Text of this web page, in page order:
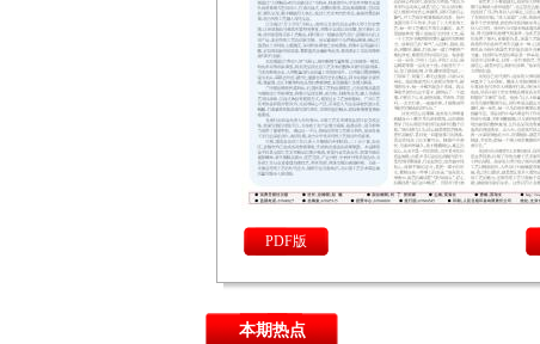
PDF版
本期热点